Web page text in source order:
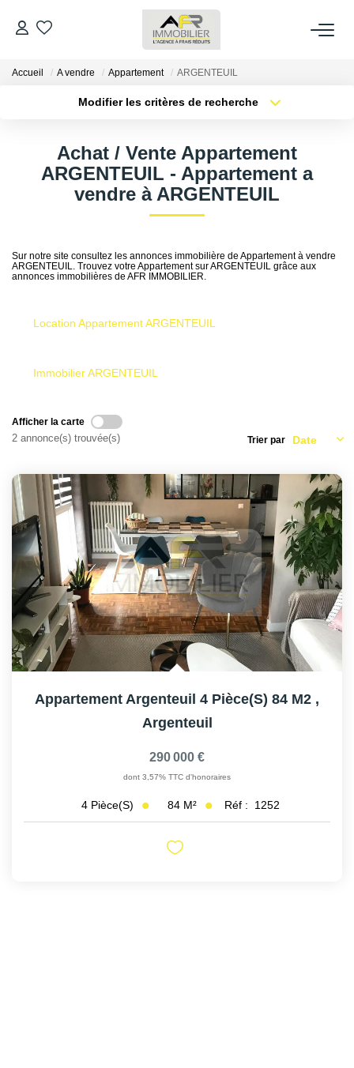
ACHETER
ESTIMER
FAIRE GÉRER
NOS AGENCES
AFR IMMOBILIER Houilles
CONTACT
Accueil A vendre Appartement ARGENTEUIL
Modifier les critères de recherche
Sélectionnez...
Type de bien
Surface min
Achat / Vente Appartement
ARGENTEUIL - Appartement a
vendre à ARGENTEUIL
Sur notre site consultez les annonces immobilière de Appartement à vendre
ARGENTEUIL. Trouvez votre Appartement sur ARGENTEUIL grâce aux
annonces immobilières de AFR IMMOBILIER.
Location Appartement ARGENTEUIL
Immobilier ARGENTEUIL
Afficher la carte
2 annonce(s) trouvée(s) Trier par
Appartement Argenteuil 4 Pièce(s) 84 M2 ,
Argenteuil
290 000 €
dont 3,57% TTC d'honoraires
4 Pièce(s) 84 M² Réf : 1252